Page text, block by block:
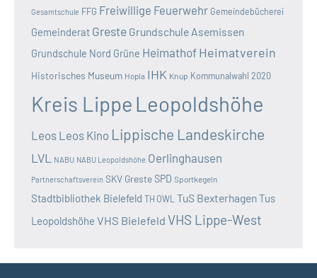
Gesamtschule FFG Freiwillige Feuerwehr Gemeindebücherei
Gemeinderat Greste Grundschule Asemissen
Grundschule Nord Grüne Heimathof Heimatverein
Historisches Museum Hopla IHK Knup Kommunalwahl 2020
Kreis Lippe Leopoldshöhe
Leos Leos Kino Lippische Landeskirche
LVL NABU NABU Leopoldshöhe Oerlinghausen
Partnerschaftsverein SKV GresteSPD Sportkegeln
Stadtbibliothek Bielefeld TH OWL TuS BexterhagenTus
Leopoldshöhe VHS Bielefeld VHS Lippe-West